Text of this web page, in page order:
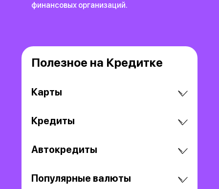
финансовых организаций.
Полезное на Кредитке
Карты
Кредиты
Автокредиты
Популярные валюты